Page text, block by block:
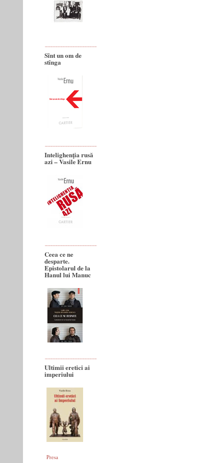
Sînt un om de
stînga
Intelighenţia rusă
azi – Vasile Ernu
Ceea ce ne
desparte.
Epistolarul de la
Hanul lui Manuc
Ultimii eretici ai
imperiului
Presa